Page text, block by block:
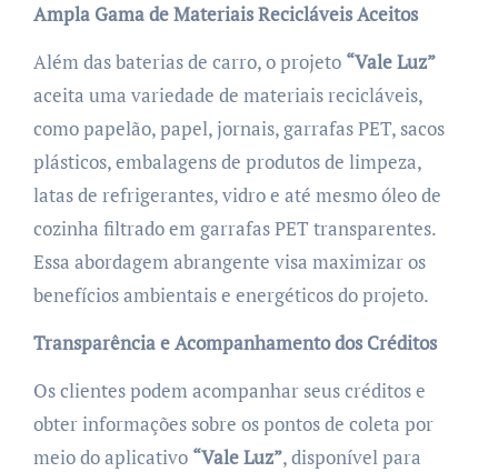
Ampla Gama de Materiais Recicláveis Aceitos
Além das baterias de carro, o projeto “Vale Luz”
aceita uma variedade de materiais recicláveis,
como papelão, papel, jornais, garrafas PET, sacos
plásticos, embalagens de produtos de limpeza,
latas de refrigerantes, vidro e até mesmo óleo de
cozinha filtrado em garrafas PET transparentes.
Essa abordagem abrangente visa maximizar os
benefícios ambientais e energéticos do projeto.
Transparência e Acompanhamento dos Créditos
Os clientes podem acompanhar seus créditos e
obter informações sobre os pontos de coleta por
meio do aplicativo “Vale Luz”, disponível para